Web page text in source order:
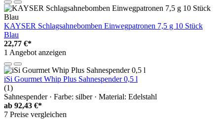
KAYSER Schlagsahnebomben Einwegpatronen 7,5 g 10 Stück
Blau
22,77 €*
1 Angebot anzeigen
iSi Gourmet Whip Plus Sahnespender 0,5 l
(1)
Sahnespender · Farbe: silber · Material: Edelstahl
ab 92,43 €*
7 Preise vergleichen